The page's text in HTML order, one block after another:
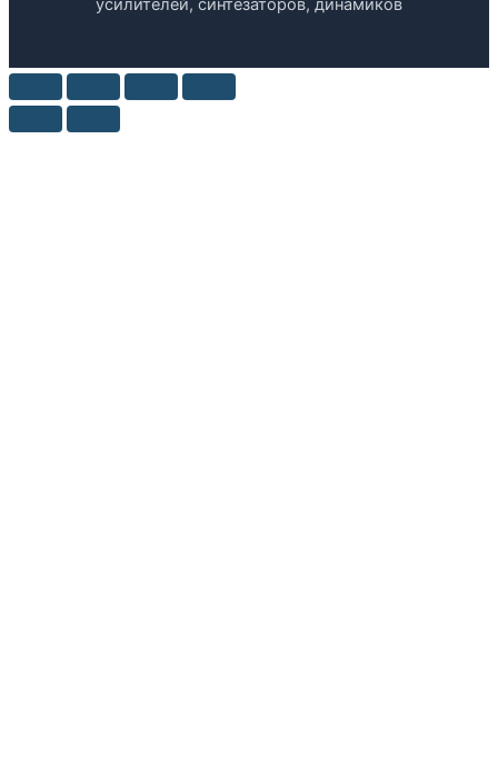
усилителей, синтезаторов, динамиков